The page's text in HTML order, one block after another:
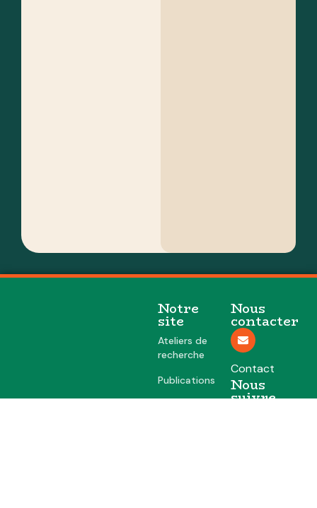
Notre
site
Ateliers de
recherche
Publications
Nous
contacter
Contact
Nous
suivre